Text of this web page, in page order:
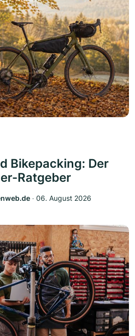
Bikepacking: Der
Ratgeber
‧ 06. August 2026